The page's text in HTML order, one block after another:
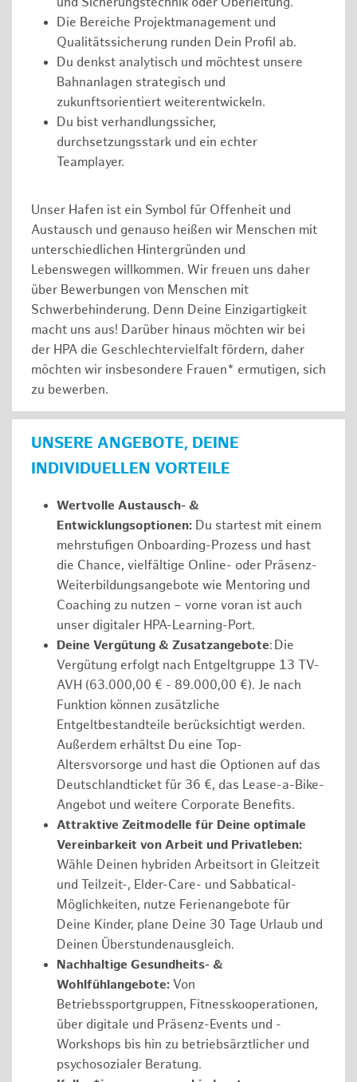
Die Bereiche Projektmanagement und
Qualitätssicherung runden Dein Profil ab.
Du denkst analytisch und möchtest unsere
Bahnanlagen strategisch und
zukunftsorientiert weiterentwickeln.
Du bist verhandlungssicher,
durchsetzungsstark und ein echter
Teamplayer.
Unser Hafen ist ein Symbol für Offenheit und
Austausch und genauso heißen wir Menschen mit
unterschiedlichen Hintergründen und
Lebenswegen willkommen. Wir freuen uns daher
über Bewerbungen von Menschen mit
Schwerbehinderung. Denn Deine Einzigartigkeit
macht uns aus! Darüber hinaus möchten wir bei
der HPA die Geschlechtervielfalt fördern, daher
möchten wir insbesondere Frauen* ermutigen, sich
zu bewerben.
UNSERE ANGEBOTE, DEINE
INDIVIDUELLEN VORTEILE
Wertvolle Austausch- &
Entwicklungsoptionen: Du startest mit einem
mehrstufigen Onboarding-Prozess und hast
die Chance, vielfältige Online- oder Präsenz-
Weiterbildungsangebote wie Mentoring und
Coaching zu nutzen – vorne voran ist auch
unser digitaler HPA-Learning-Port.
Deine Vergütung & Zusatzangebote: Die
Vergütung erfolgt nach Entgeltgruppe 13 TV-
AVH (63.000,00 € - 89.000,00 €). Je nach
Funktion können zusätzliche
Entgeltbestandteile berücksichtigt werden.
Außerdem erhältst Du eine Top-
Altersvorsorge und hast die Optionen auf das
Deutschlandticket für 36 €, das Lease-a-Bike-
Angebot und weitere Corporate Benefits.
Attraktive Zeitmodelle für Deine optimale
Vereinbarkeit von Arbeit und Privatleben:
Wähle Deinen hybriden Arbeitsort in Gleitzeit
und Teilzeit-, Elder-Care- und Sabbatical-
Möglichkeiten, nutze Ferienangebote für
Deine Kinder, plane Deine 30 Tage Urlaub und
Deinen Überstundenausgleich.
Nachhaltige Gesundheits- &
Wohlfühlangebote: Von
Betriebssportgruppen, Fitnesskooperationen,
über digitale und Präsenz-Events und -
Workshops bis hin zu betriebsärztlicher und
psychosozialer Beratung.